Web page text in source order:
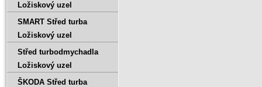
Ložiskový uzel
SMART Střed turba
Ložiskový uzel
Střed turbodmychadla
Ložiskový uzel
ŠKODA Střed turba